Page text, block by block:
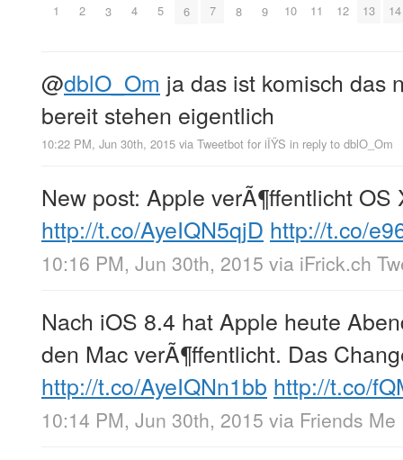
1 2 3 4 5 6 7 8 9 10 11 12 13 14
@dblO_Om ja das ist komisch das
bereit stehen eigentlich
10:22 PM, Jun 30th, 2015 via Tweetbot for iÎŸS in reply to dblO_Om
New post: Apple verÃ¶ffentlicht OS
http://t.co/AyeIQN5qjD http://t.co/
10:16 PM, Jun 30th, 2015 via iFrick.ch
Nach iOS 8.4 hat Apple heute
den Mac verÃ¶ffentlicht. Das
http://t.co/AyeIQNn1bb http://t.co/
10:14 PM, Jun 30th, 2015 via Friends Me